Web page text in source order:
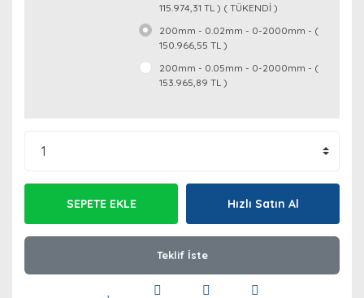
115.974,31 TL ) ( TÜKENDİ )
200mm - 0.02mm - 0-2000mm - (
150.966,55 TL )
200mm - 0.05mm - 0-2000mm - (
153.965,89 TL )
SEPETE EKLE Hızlı Satın Al
Teklif İste